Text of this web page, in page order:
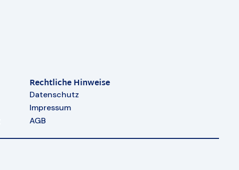
Rechtliche Hinweise
Datenschutz
Impressum
AGB